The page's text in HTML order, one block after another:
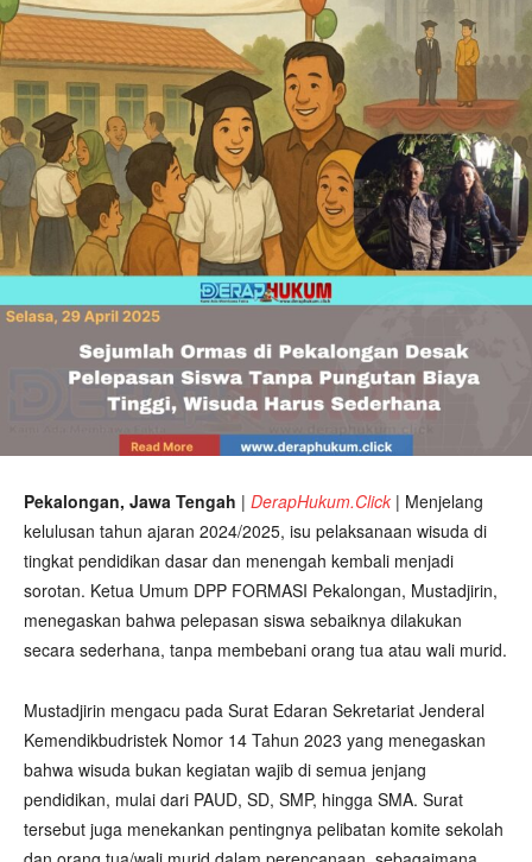
Pekalongan, Jawa Tengah | DerapHukum.Click | Menjelang
kelulusan tahun ajaran 2024/2025, isu pelaksanaan wisuda di
tingkat pendidikan dasar dan menengah kembali menjadi
sorotan. Ketua Umum DPP FORMASI Pekalongan, Mustadjirin,
menegaskan bahwa pelepasan siswa sebaiknya dilakukan
secara sederhana, tanpa membebani orang tua atau wali murid.
Mustadjirin mengacu pada Surat Edaran Sekretariat Jenderal
Kemendikbudristek Nomor 14 Tahun 2023 yang menegaskan
bahwa wisuda bukan kegiatan wajib di semua jenjang
pendidikan, mulai dari PAUD, SD, SMP, hingga SMA. Surat
tersebut juga menekankan pentingnya pelibatan komite sekolah